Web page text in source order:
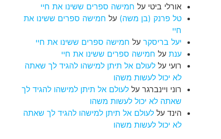
אורלי ביטי על חמישה ספרים ששינו את חיי
טל פרנק (בן משה) על חמישה ספרים ששינו את
חיי
יעל בריסקר על חמישה ספרים ששינו את חיי
ענת על חמישה ספרים ששינו את חיי
רועי על לעולם אל תיתן למישהו להגיד לך שאתה
לא יכול לעשות משהו
רוני ויינברגר על לעולם אל תיתן למישהו להגיד לך
שאתה לא יכול לעשות משהו
הינד על לעולם אל תיתן למישהו להגיד לך שאתה
לא יכול לעשות משהו